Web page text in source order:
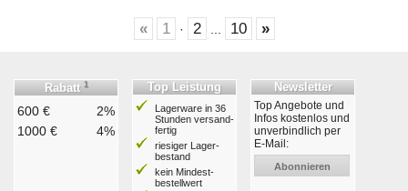
« 1 · 2 10 »
Rabatt 1
600 €
2%
1000 €
4%
Top Leistung
Lagerware in 36
Stunden ver­sand­
fertig
riesiger Lager­
bestand
kein Mindest­
bestell­wert
Newsletter
Top Angebote und
Infos kostenlos und
unverbindlich per
E-Mail:
Abonnieren